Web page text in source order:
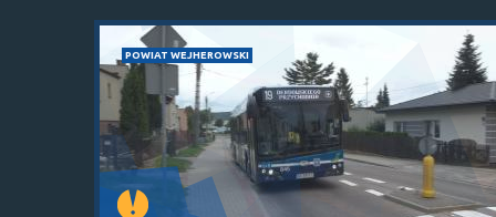
POWIAT WEJHEROWSKI